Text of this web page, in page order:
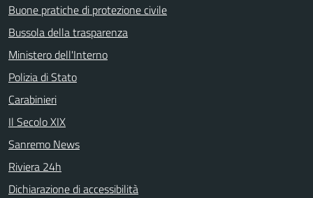
Buone pratiche di protezione civile
Bussola della trasparenza
Ministero dell'Interno
Polizia di Stato
Carabinieri
Il Secolo XIX
Sanremo News
Riviera 24h
Dichiarazione di accessibilità